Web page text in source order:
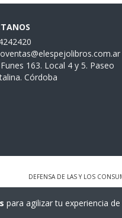
para agilizar tu experiencia
163. Local 4 y 5. Paseo
Córdoba
DEFENSA DE LAS Y LOS